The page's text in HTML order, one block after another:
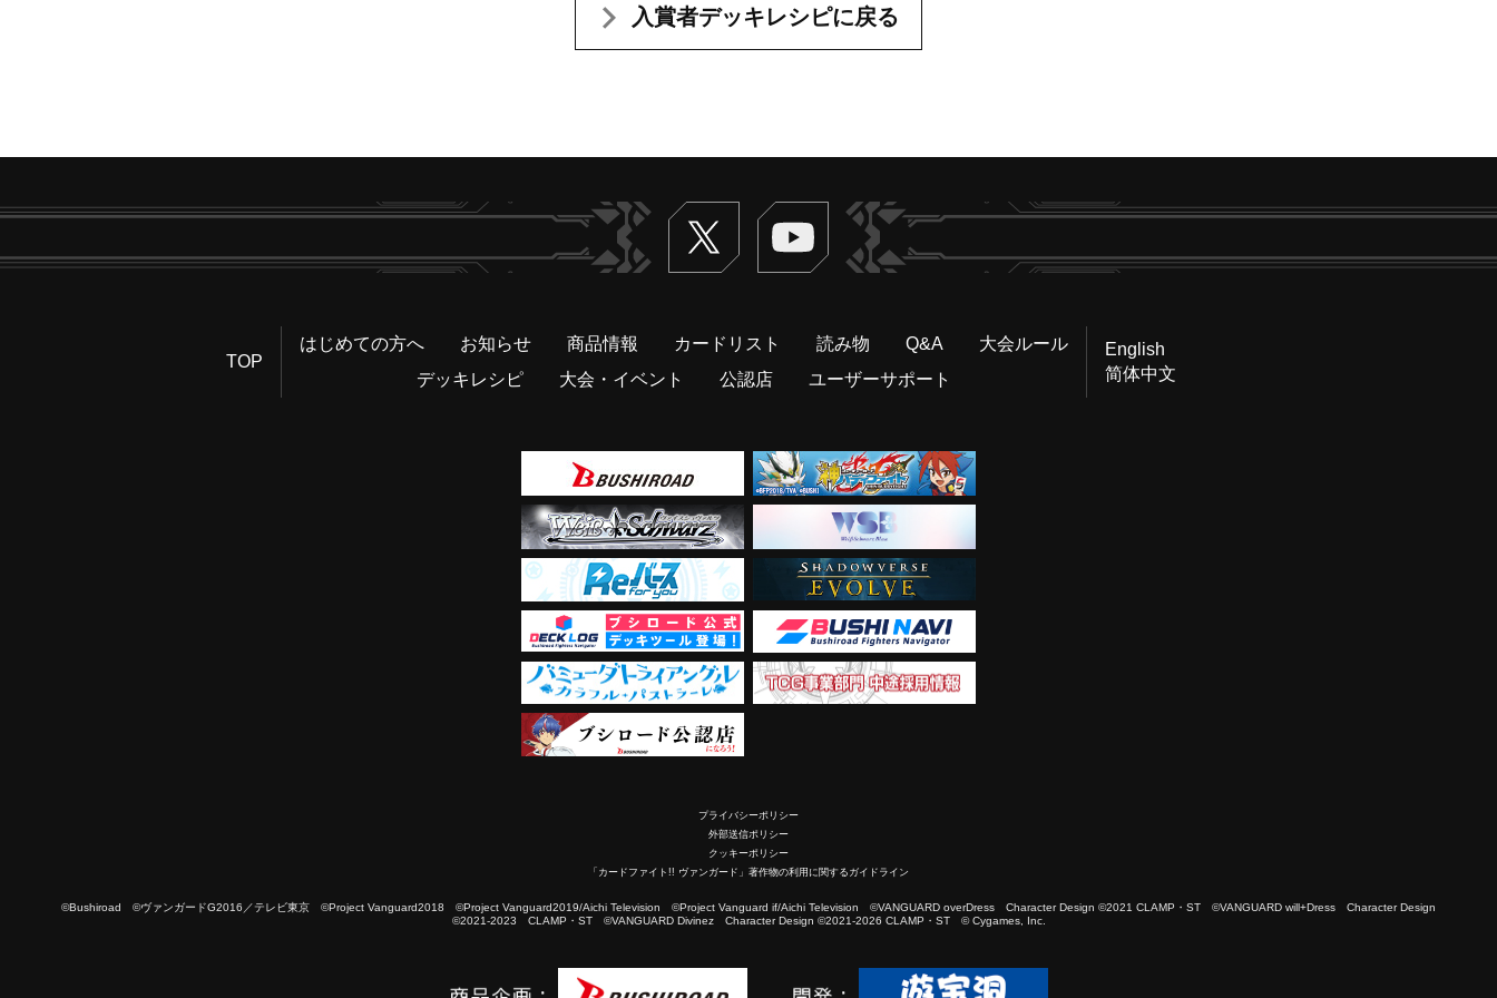
入賞者デッキレシピに戻る
Twitter ヴァンガードch
TOP
はじめての方へ お知らせ 商品情報 カードリスト 読み物 Q&A
大会ルール
デッキレシピ
大会・イベント 公認店 ユーザーサポート
English
简体中文
プライバシーポリシー
外部送信ポリシー
クッキーポリシー
「カードファイト!! ヴァンガード」著作物の利用に関するガイドライン
©Bushiroad ©ヴァンガードG2016／テレビ東京 ©Project Vanguard2018 ©Project Vanguard2019/Aichi Television ©Project Vanguard if/Aichi Television ©VANGUARD overDress Character Design ©2021 CLAMP・ST ©VANGUARD will+Dress Character Design
©2021-2023 CLAMP・ST ©VANGUARD Divinez Character Design ©2021-2026 CLAMP・ST © Cygames, Inc.